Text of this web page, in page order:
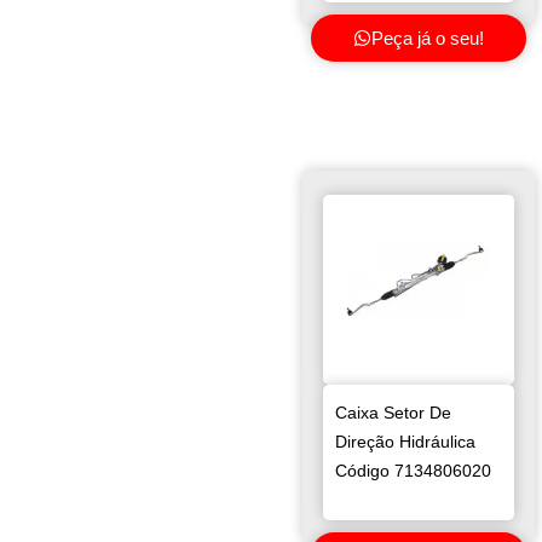
Peça já o seu!
Caixa Setor De
Direção Hidráulica
Código 7134806020